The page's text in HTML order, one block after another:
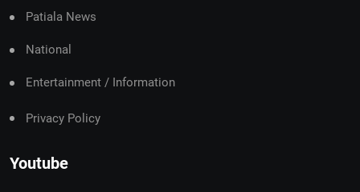
Patiala News
National
Entertainment / Information
Privacy Policy
Youtube